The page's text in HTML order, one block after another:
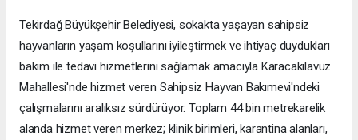
Tekirdağ Büyükşehir Belediyesi, sokakta yaşayan sahipsiz
hayvanların yaşam koşullarını iyileştirmek ve ihtiyaç duydukları
bakım ile tedavi hizmetlerini sağlamak amacıyla Karacakılavuz
Mahallesi'nde hizmet veren Sahipsiz Hayvan Bakımevi'ndeki
çalışmalarını aralıksız sürdürüyor. Toplam 44 bin metrekarelik
alanda hizmet veren merkez; klinik birimleri, karantina alanları,